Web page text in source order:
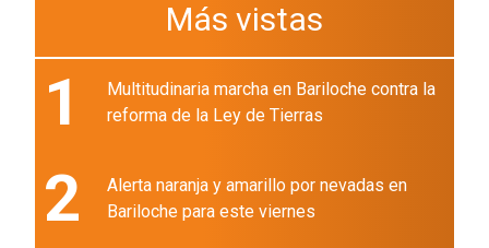
Más vistas
1
Multitudinaria marcha en Bariloche contra la
reforma de la Ley de Tierras
2
Alerta naranja y amarillo por nevadas en
Bariloche para este viernes